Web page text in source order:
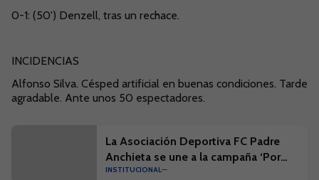
0-1: (50') Denzell, tras un rechace.
INCIDENCIAS
Alfonso Silva. Césped artificial en buenas condiciones. Tarde
agradable. Ante unos 50 espectadores.
La Asociación Deportiva FC Padre
Anchieta se une a la campaña ‘Por
una Isla limpia’
INSTITUCIONAL